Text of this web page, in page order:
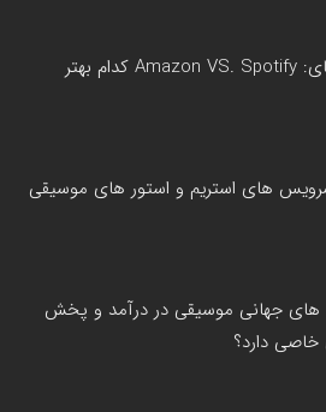
آمازون یا اسپاتیفای: Amazon VS. Spotify کدام بهتر
های استریم و استور های موسیقی
های جهانی موسیقی در درآمد و پخش
خاصی دارد؟